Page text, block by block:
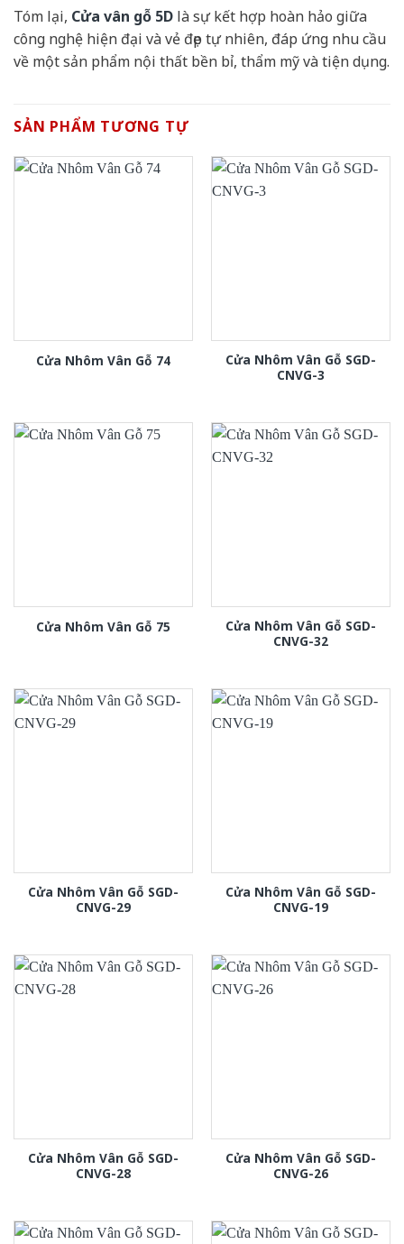
Tóm lại, Cửa vân gỗ 5D là sự kết hợp hoàn hảo giữa
công nghệ hiện đại và vẻ đẹp tự nhiên, đáp ứng nhu cầu
về một sản phẩm nội thất bền bỉ, thẩm mỹ và tiện dụng.
SẢN PHẨM TƯƠNG TỰ
Cửa Nhôm Vân Gỗ 74
Cửa Nhôm Vân Gỗ SGD-
CNVG-3
Cửa Nhôm Vân Gỗ 75
Cửa Nhôm Vân Gỗ SGD-
CNVG-32
Cửa Nhôm Vân Gỗ SGD-
CNVG-29
Cửa Nhôm Vân Gỗ SGD-
CNVG-19
Cửa Nhôm Vân Gỗ SGD-
CNVG-28
Cửa Nhôm Vân Gỗ SGD-
CNVG-26